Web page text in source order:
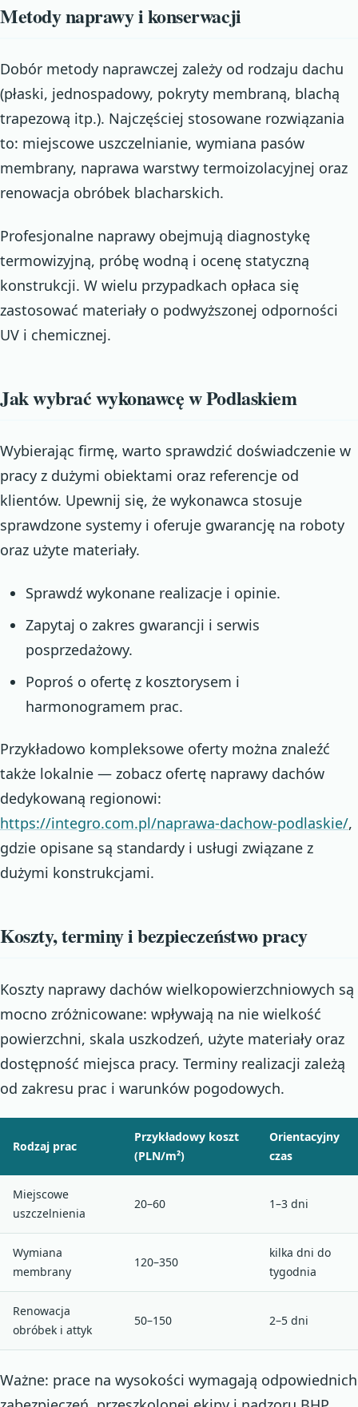
Metody naprawy i konserwacji
Dobór metody naprawczej zależy od rodzaju dachu
(płaski, jednospadowy, pokryty membraną, blachą
trapezową itp.). Najczęściej stosowane rozwiązania
to: miejscowe uszczelnianie, wymiana pasów
membrany, naprawa warstwy termoizolacyjnej oraz
renowacja obróbek blacharskich.
Profesjonalne naprawy obejmują diagnostykę
termowizyjną, próbę wodną i ocenę statyczną
konstrukcji. W wielu przypadkach opłaca się
zastosować materiały o podwyższonej odporności
UV i chemicznej.
Jak wybrać wykonawcę w Podlaskiem
Wybierając firmę, warto sprawdzić doświadczenie w
pracy z dużymi obiektami oraz referencje od
klientów. Upewnij się, że wykonawca stosuje
sprawdzone systemy i oferuje gwarancję na roboty
oraz użyte materiały.
Sprawdź wykonane realizacje i opinie.
Zapytaj o zakres gwarancji i serwis
posprzedażowy.
Poproś o ofertę z kosztorysem i
harmonogramem prac.
Przykładowo kompleksowe oferty można znaleźć
także lokalnie — zobacz ofertę naprawy dachów
dedykowaną regionowi:
https://integro.com.pl/naprawa-dachow-podlaskie/,
gdzie opisane są standardy i usługi związane z
dużymi konstrukcjami.
Koszty, terminy i bezpieczeństwo pracy
Koszty naprawy dachów wielkopowierzchniowych są
mocno zróżnicowane: wpływają na nie wielkość
powierzchni, skala uszkodzeń, użyte materiały oraz
dostępność miejsca pracy. Terminy realizacji zależą
od zakresu prac i warunków pogodowych.
Rodzaj prac
Przykładowy koszt
(PLN/m²)
Orientacyjny
czas
Miejscowe
uszczelnienia
20–60 1–3 dni
Wymiana
membrany
120–350
kilka dni do
tygodnia
Renowacja
obróbek i attyk
50–150 2–5 dni
Ważne: prace na wysokości wymagają odpowiednich